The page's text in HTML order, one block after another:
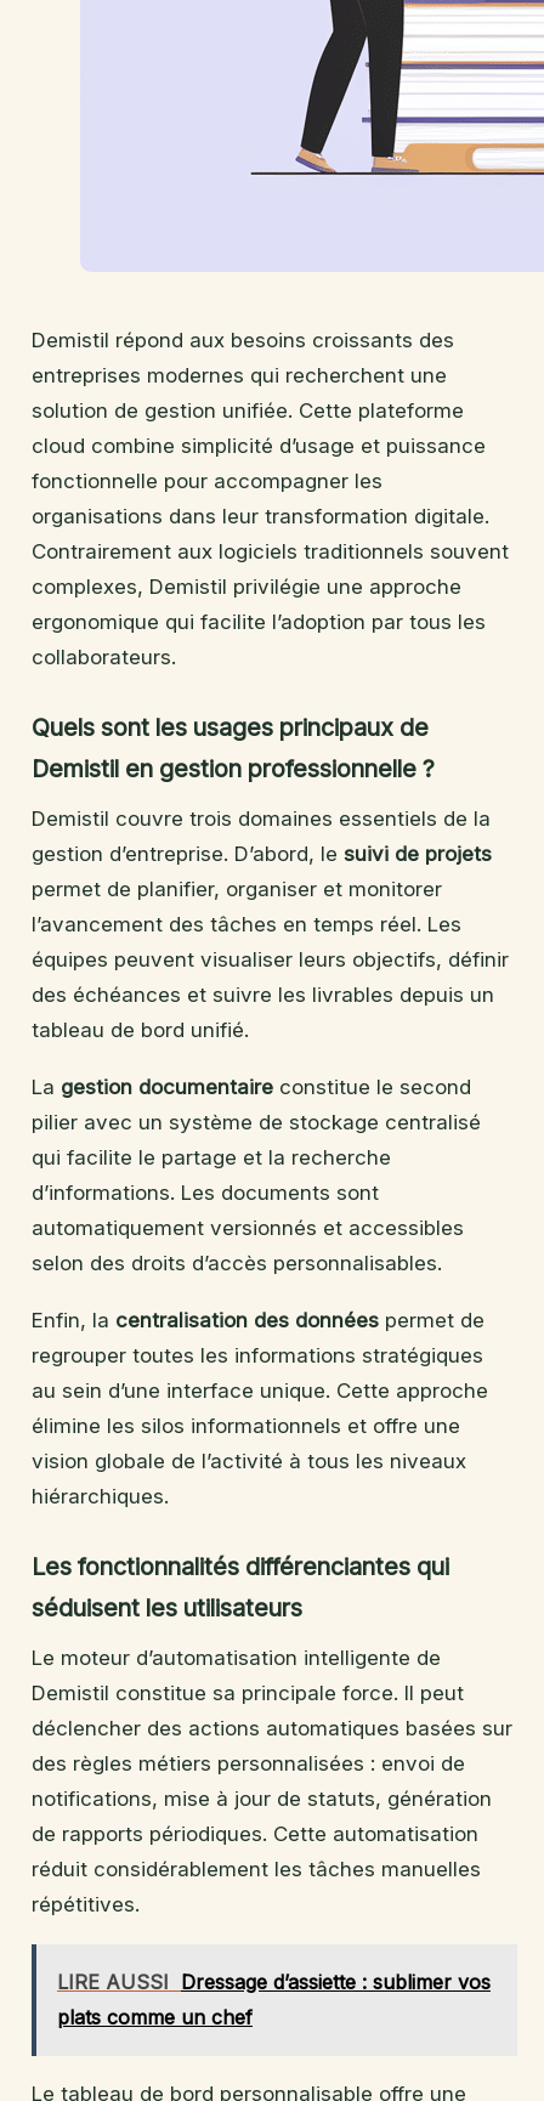
Demistil répond aux besoins croissants des
entreprises modernes qui recherchent une
solution de gestion unifiée. Cette plateforme
cloud combine simplicité d’usage et puissance
fonctionnelle pour accompagner les
organisations dans leur transformation digitale.
Contrairement aux logiciels traditionnels souvent
complexes, Demistil privilégie une approche
ergonomique qui facilite l’adoption par tous les
collaborateurs.
Quels sont les usages principaux de
Demistil en gestion professionnelle ?
Demistil couvre trois domaines essentiels de la
gestion d’entreprise. D’abord, le suivi de projets
permet de planifier, organiser et monitorer
l’avancement des tâches en temps réel. Les
équipes peuvent visualiser leurs objectifs, définir
des échéances et suivre les livrables depuis un
tableau de bord unifié.
La gestion documentaire constitue le second
pilier avec un système de stockage centralisé
qui facilite le partage et la recherche
d’informations. Les documents sont
automatiquement versionnés et accessibles
selon des droits d’accès personnalisables.
Enfin, la centralisation des données permet de
regrouper toutes les informations stratégiques
au sein d’une interface unique. Cette approche
élimine les silos informationnels et offre une
vision globale de l’activité à tous les niveaux
hiérarchiques.
Les fonctionnalités différenciantes qui
séduisent les utilisateurs
Le moteur d’automatisation intelligente de
Demistil constitue sa principale force. Il peut
déclencher des actions automatiques basées sur
des règles métiers personnalisées : envoi de
notifications, mise à jour de statuts, génération
de rapports périodiques. Cette automatisation
réduit considérablement les tâches manuelles
répétitives.
LIRE AUSSI Dressage d’assiette : sublimer vos
plats comme un chef
Le tableau de bord personnalisable offre une